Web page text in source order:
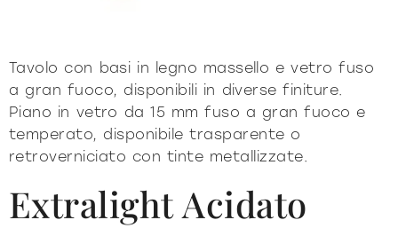
Tavolo con basi in legno massello e vetro fuso
a gran fuoco, disponibili in diverse finiture.
Piano in vetro da 15 mm fuso a gran fuoco e
temperato, disponibile trasparente o
retroverniciato con tinte metallizzate.
Extralight Acidato